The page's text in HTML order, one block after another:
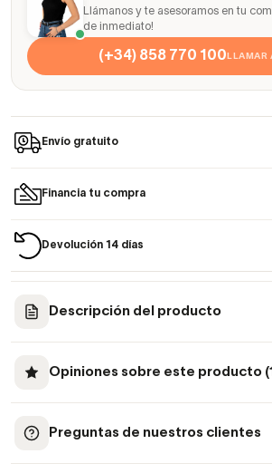
Llámanos y te asesoramos en tu
de inmediato!
(+34) 858 770 100LLAMAR
Envío gratuito
Financia tu compra
Devolución 14 días
Descripción del producto
Opiniones sobre este producto
Preguntas de nuestros clientes